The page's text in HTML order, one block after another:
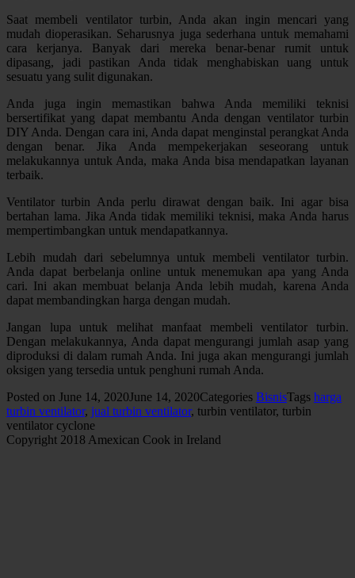
Saat membeli ventilator turbin, Anda akan ingin mencari yang
mudah dioperasikan. Seharusnya juga sederhana untuk memahami
cara kerjanya. Banyak dari mereka benar-benar rumit untuk
dipasang, jadi pastikan Anda tidak menghabiskan uang untuk
sesuatu yang sulit digunakan.
Anda juga ingin memastikan bahwa Anda memiliki teknisi
bersertifikat yang dapat membantu Anda dengan ventilator turbin
DIY Anda. Dengan cara ini, Anda dapat menginstal perangkat Anda
dengan benar. Jika Anda mempekerjakan seseorang untuk
melakukannya untuk Anda, maka Anda bisa mendapatkan layanan
terbaik.
Ventilator turbin Anda perlu dirawat dengan baik. Ini agar bisa
bertahan lama. Jika Anda tidak memiliki teknisi, maka Anda harus
mempertimbangkan untuk mendapatkannya.
Lebih mudah dari sebelumnya untuk membeli ventilator turbin.
Anda dapat berbelanja online untuk menemukan apa yang Anda
cari. Ini akan membuat belanja Anda lebih mudah, karena Anda
dapat membandingkan harga dengan mudah.
Jangan lupa untuk melihat manfaat membeli ventilator turbin.
Dengan melakukannya, Anda dapat mengurangi jumlah asap yang
diproduksi di dalam rumah Anda. Ini juga akan mengurangi jumlah
oksigen yang tersedia untuk penghuni rumah Anda.
Posted on June 14, 2020June 14, 2020Categories BisnisTags harga
turbin ventilator, jual turbin ventilator, turbin ventilator, turbin
ventilator cyclone
Copyright 2018 Amexican Cook in Ireland